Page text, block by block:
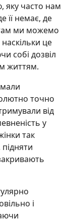
яку часто нам
її немає, де
ми можемо
це
собі дозвіл
життям.
точно
від
у
так
і